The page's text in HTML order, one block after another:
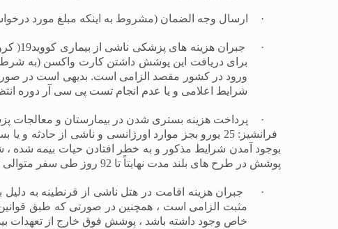
· ارسال وجه الضمان (مشروط به اینکه مبلغ مورد
· جبران هزینه های پزشکی ناشی از بیماری کووید19( کرونا ویروس) در مقصد. در صورت مثبت بودن تست
برای دریافت این پوشش داشتن کارت واکسن (به
ورود در کشور مقصد الزامی است. بدیهی است در
شرایط اعلامی و یا عدم انجام تست پی سی آر دوره انتظار 14 روزه از زمان خروج از کشور شامل این پوشش می
·
پرداخت هزینه بستری شدن در بیمارستان و معالجات
بوجود آمدن شرایط مذکور و به خطر افتادن حیات بیمه شده
پوشش در طرح های بلند مدت نهایتاً تا 92 روز طی سفر متوالی قابل ارائه خواهد بود).
·
مثبت الزامی است ، همچنین در صورتی که طبق
خاص وجود داشته باشد ، پوشش فوق خارج از تعهدات